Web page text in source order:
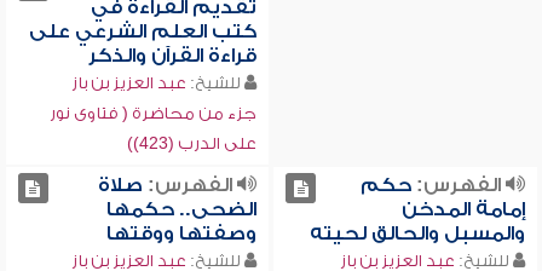
تقديم القراءة في
كتب العلم الشرعي على
قراءة القرآن والذكر
للشيخ: عبد العزيز بن باز
جزء من محاضرة ( فتاوى نور
على الدرب (423))
الفهرس:حكم
إمامة المدخن
والمسبل والحالق لحيته
للشيخ: عبد العزيز بن باز
الفهرس: صلاة
الضحى.. حكمها
وصفتها ووقتها
للشيخ: عبد العزيز بن باز